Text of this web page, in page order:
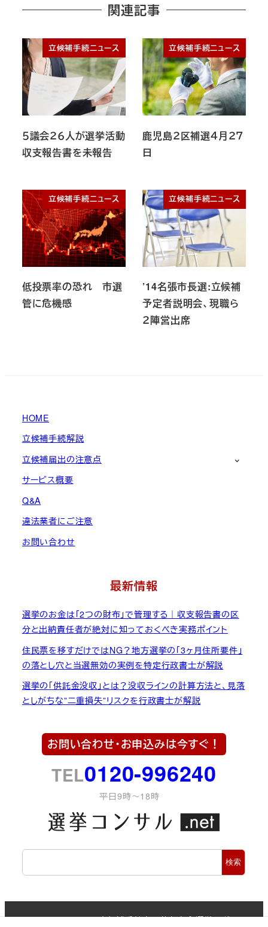
関連記事
立候補手続ニュース
５議会２６人が選挙活動
収支報告書を未報告
立候補手続ニュース
鹿児島２区補選４月２７
日
立候補手続ニュース
低投票率の恐れ 市選
管に危機感
立候補手続ニュース
’14名張市長選:立候補
予定者説明会、現職ら
２陣営出席
HOME
立候補手続解説
立候補届出の注意点
サービス概要
Q&A
違法業者にご注意
お問い合わせ
最新情報
選挙のお金は「2つの財布」で管理する｜収支報告書の区
分と出納責任者が絶対に知っておくべき実務ポイント
住民票を移すだけではNG？地方選挙の「3ヶ月住所要件」
の落とし穴と当選無効の実例を特定行政書士が解説
選挙の「供託金没収」とは？没収ラインの計算方法と、見落
としがちな”二重損失”リスクを行政書士が解説
お問い合わせ・お申込みは今すぐ！
TEL0120-996240
平日9時～18時
検
索
検索
Copyright ©2022 立候補手続きを依頼なら選挙ラボ All